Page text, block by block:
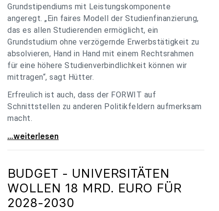
Grundstipendiums mit Leistungskomponente
angeregt. „Ein faires Modell der Studienfinanzierung,
das es allen Studierenden ermöglicht, ein
Grundstudium ohne verzögernde Erwerbstätigkeit zu
absolvieren, Hand in Hand mit einem Rechtsrahmen
für eine höhere Studienverbindlichkeit können wir
mittragen“, sagt Hütter.
Erfreulich ist auch, dass der FORWIT auf
Schnittstellen zu anderen Politikfeldern aufmerksam
macht.
uniko zu FORWIT-Analyse: Wichtige Themen
...weiterlesen
BUDGET - UNIVERSITÄTEN
WOLLEN 18 MRD. EURO FÜR
2028-2030